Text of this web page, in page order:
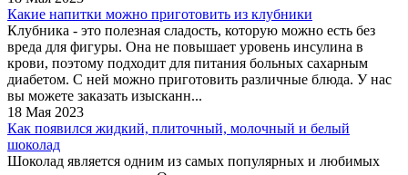
Какие напитки можно приготовить из клубники
Клубника - это полезная сладость, которую можно есть без
вреда для фигуры. Она не повышает уровень инсулина в
крови, поэтому подходит для питания больных сахарным
диабетом. С ней можно приготовить различные блюда. У нас
вы можете заказать изысканн...
18 Мая 2023
Как появился жидкий, плиточный, молочный и белый
шоколад
Шоколад является одним из самых популярных и любимых